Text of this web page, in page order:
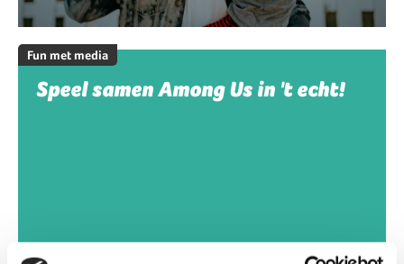
Fun met media
Speel samen Among Us in 't echt!